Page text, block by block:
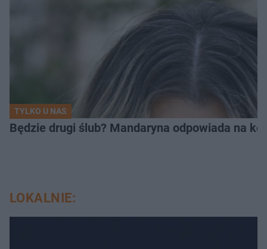
TYLKO U NAS
Będzie drugi ślub? Mandaryna odpowiada na
LOKALNIE: